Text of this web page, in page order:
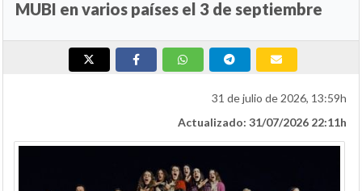
MUBI en varios países el 3 de septiembre
31 de julio de 2026, 13:59h
Actualizado: 31/07/2026 22:11h